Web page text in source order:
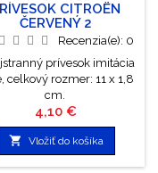
CITROËN
ČERVENÝ 2
Recenzia(e): 0
prívesok imitácia
celkový rozmer: 11 x 1,8
cm.
Cena
4,10 €
 Vložiť do košíka